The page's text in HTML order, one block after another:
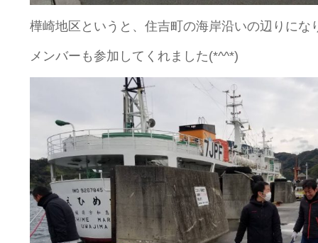
樺崎地区というと、住吉町の海岸沿いの辺りにな
メンバーも参加してくれました(*^^*)